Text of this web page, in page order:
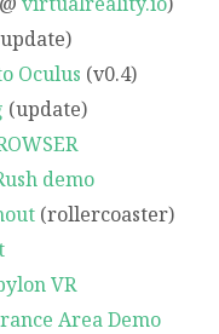
Oculus (v0.4)
(update)
demo
(rollercoaster)
VR
Area Demo